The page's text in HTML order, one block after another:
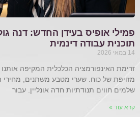
פמילי אופיס בעידן החדש: דנה
תוכנית עבודה דינמית
14 במאי 2026
זרימת האינפורמציה הכלכלית המקיפה
מזויפת של כוח. שערי מטבע משתנים, מחירי
שלמים חווים תנודתיות חדה אונליין. עבור
קרא עוד »